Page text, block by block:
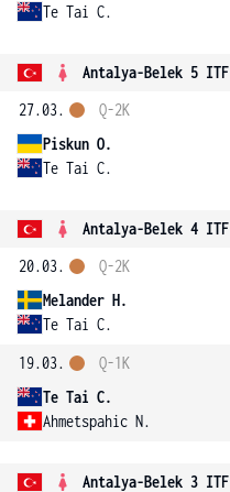
Te Tai C.
Antalya-Belek 5 ITF
27.03.
Piskun O.
Te Tai C.
Q-2K
Antalya-Belek 4 ITF
20.03.
Melander H.
Te Tai C.
Q-2K
19.03.
Te Tai C.
Ahmetspahic N.
Q-1K
Antalya-Belek 3 ITF